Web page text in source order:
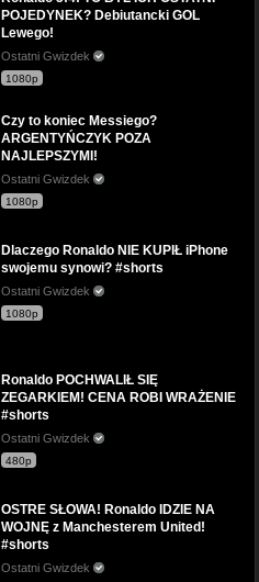
POJEDYNEK? Debiutancki GOL
Lewego!
Ostatni Gwizdek
1080p
Czy to koniec Messiego?
ARGENTYŃCZYK POZA
NAJLEPSZYMI!
Ostatni Gwizdek
1080p
Dlaczego Ronaldo NIE KUPIŁ iPhone
swojemu synowi? #shorts
Ostatni Gwizdek
1080p
Ronaldo POCHWALIŁ SIĘ
ZEGARKIEM! CENA ROBI WRAŻENIE
#shorts
Ostatni Gwizdek
480p
OSTRE SŁOWA! Ronaldo IDZIE NA
WOJNĘ z Manchesterem United!
#shorts
Ostatni Gwizdek